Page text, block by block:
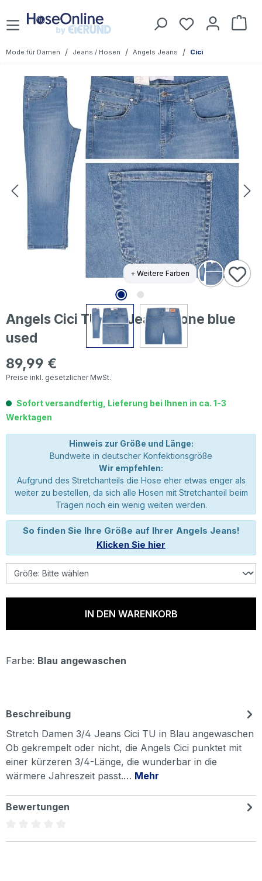
Zum Hauptinhalt springen Du hast 0
Mode für Damen / Jeans / Hosen / Angels Jeans / Cici
Bildergalerie überspringen
+ Weitere Farben
Angels Cici TU 3/4 Jeans stone blue
used
Regulärer Preis:
89,99 €
Preise inkl. gesetzlicher MwSt.
Sofort versandfertig, Lieferung bei Ihnen in ca. 1-3
Werktagen
Hinweis zur Größe und Länge:
Bundweite in deutscher Konfektionsgröße
Wir empfehlen:
Aufgrund des Stretchanteils die Hose eher etwas enger als
weiter zu bestellen, da sich alle Hosen mit Stretchanteil beim
Tragen noch ein wenig weiten werden.
So finden Sie Ihre Größe auf Ihrer Angels Jeans!
Klicken Sie hier
IN DEN WARENKORB
Farbe: Blau angewaschen
Beschreibung
Stretch Damen 3/4 Jeans Cici TU in Blau angewaschen
Ob gekrempelt oder nicht, die Angels Cici punktet mit
einer kürzeren 3/4-Länge, die wunderbar in die
wärmere Jahreszeit passt.… Mehr
Bewertungen